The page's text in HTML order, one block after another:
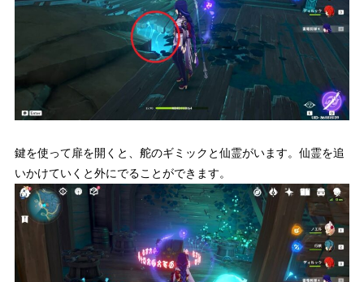
鍵を使って扉を開くと、舵のギミックと仙霊がいます。仙霊を追
いかけていくと外にでることができます。